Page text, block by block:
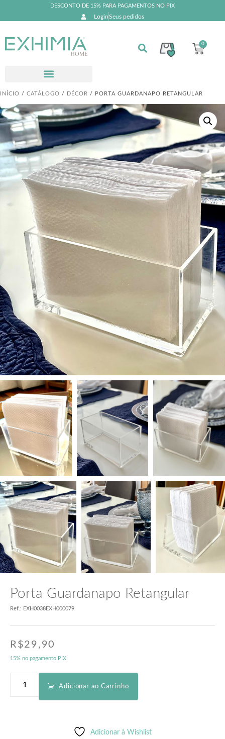
DESCONTO DE 15% PARA PAGAMENTOS NO PIX
LoginSeus pedidos
0
INÍCIO / CATÁLOGO / DÉCOR / PORTA GUARDANAPO RETANGULAR
Porta Guardanapo Retangular
Ref.: EXH0038EXH000079
R$29,90
15% no pagamento PIX
Adicionar ao Carrinho
Adicionar à Wishlist